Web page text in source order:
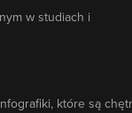
w studiach i
które są